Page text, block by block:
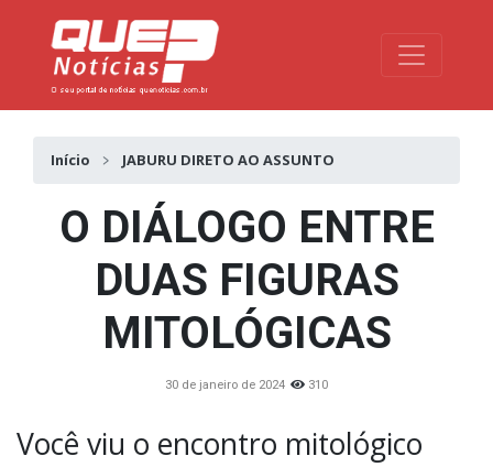
Toggle
Início JABURU DIRETO AO ASSUNTO
O DIÁLOGO ENTRE
DUAS FIGURAS
MITOLÓGICAS
30 de janeiro de 2024 310
Você viu o encontro mitológico